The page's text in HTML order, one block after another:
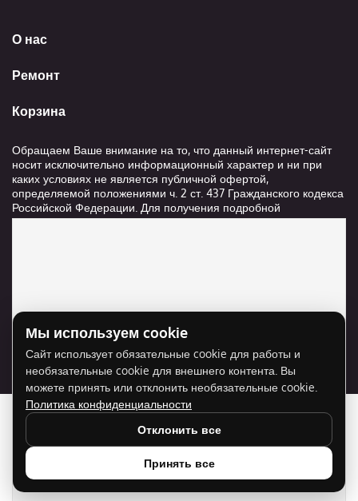
О нас
Ремонт
Корзина
Обращаем Ваше внимание на то, что данный интернет-сайт
носит исключительно информационный характер и ни при
каких условиях не является публичной офертой,
определяемой положениями ч. 2 ст. 437 Гражданского кодекса
Российской Федерации. Для получения подробной
информации о стоимости и сроках выполнения услуг,
Для отображения карты нужно разрешить
использование cookie для внешнего контента.
Разрешить cookie
Мы используем cookie
Сайт использует обязательные cookie для работы и
необязательные cookie для внешнего контента. Вы
можете принять или отклонить необязательные cookie.
Политика конфиденциальности
Отклонить все
Принять все